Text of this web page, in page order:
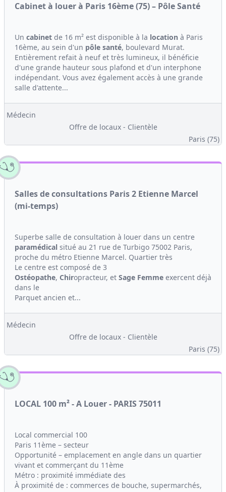
Cabinet à louer à Paris 16ème (75) – Pôle Santé
Un cabinet de 16 m² est disponible à la location à Paris
16ème, au sein d'un pôle santé, boulevard Murat.
Entièrement refait à neuf et très lumineux, il bénéficie
d'une grande hauteur sous plafond et d'un interphone
indépendant. Vous avez également accès à une grande
salle d'attente...
Médecin
Offre de locaux - Clientèle
Paris (75)
Salles de consultations Paris 2 Etienne Marcel
(mi-temps)
Superbe salle de consultation à louer dans un centre
paramédical situé au 21 rue de Turbigo 75002 Paris,
proche du métro Etienne Marcel. Quartier très
Le centre est composé de 3
Ostéopathe, Chiropracteur, et Sage Femme exercent déjà
dans le
Parquet ancien et...
Médecin
Offre de locaux - Clientèle
Paris (75)
LOCAL 100 m² - A Louer - PARIS 75011
Local commercial 100
Paris 11ème – secteur
Opportunité – emplacement en angle dans un quartier
vivant et commerçant du 11ème
Métro : proximité immédiate des
À proximité de : commerces de bouche, supermarchés,